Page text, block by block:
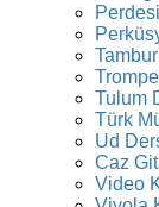
Tulum
Türk
Ud
Caz
Video